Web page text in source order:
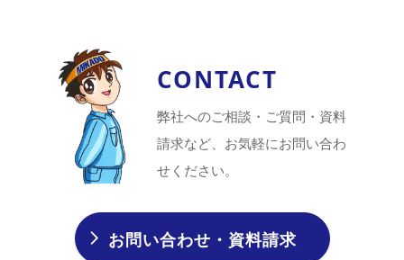
CONTACT
弊社へのご相談・ご質問・資料
請求など、お気軽にお問い合わ
せください。
お問い合わせ・資料請求